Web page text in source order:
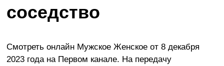
соседство
Смотреть онлайн Мужское Женское от 8 декабря
2023 года на Первом канале. На передачу